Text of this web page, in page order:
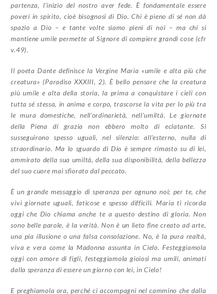
partenza, l’inizio del nostro aver fede. È fondamentale essere
poveri in spirito, cioè bisognosi di Dio. Chi è pieno di sé non dà
spazio a Dio – e tante volte siamo pieni di noi – ma chi si
mantiene umile permette al Signore di compiere grandi cose (cfr
v.49).
Il poeta Dante definisce la Vergine Maria «umile e alta più che
creatura» (Paradiso XXXIII, 2). È bello pensare che la creatura
più umile e alta della storia, la prima a conquistare i cieli con
tutta sé stessa, in anima e corpo, trascorse la vita per lo più tra
le mura domestiche, nell’ordinarietà, nell’umiltà. Le giornate
della Piena di grazia non ebbero molto di eclatante. Si
susseguirono spesso uguali, nel silenzio: all’esterno, nulla di
straordinario. Ma lo sguardo di Dio è sempre rimasto su di lei,
ammirato della sua umiltà, della sua disponibilità, della bellezza
del suo cuore mai sfiorato dal peccato.
È un grande messaggio di speranza per ognuno noi; per te, che
vivi giornate uguali, faticose e spesso difficili. Maria ti ricorda
oggi che Dio chiama anche te a questo destino di gloria. Non
sono belle parole, è la verità. Non è un lieto fine creato ad arte,
una pia illusione o una falsa consolazione. No, è la pura realtà,
viva e vera come la Madonna assunta in Cielo. Festeggiamola
oggi con amore di figli, festeggiamola gioiosi ma umili, animati
dalla speranza di essere un giorno con lei, in Cielo!
E preghiamola ora, perché ci accompagni nel cammino che dalla